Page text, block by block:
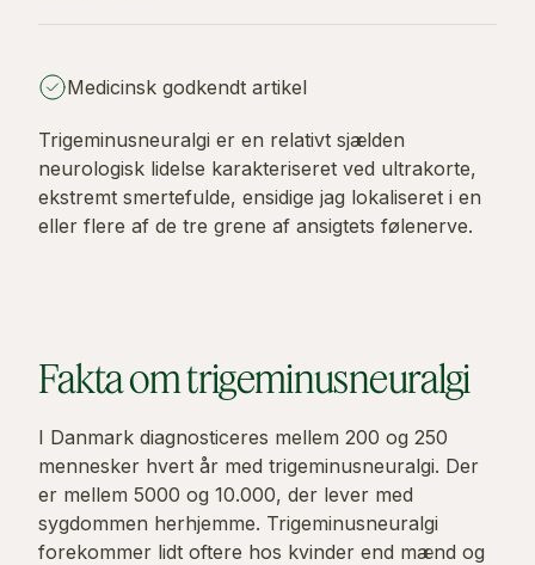
Medicinsk godkendt artikel
Trigeminusneuralgi er en relativt sjælden
neurologisk lidelse karakteriseret ved ultrakorte,
ekstremt smertefulde, ensidige jag lokaliseret i en
eller flere af de tre grene af ansigtets følenerve.
Fakta om trigeminusneuralgi
I Danmark diagnosticeres mellem 200 og 250
mennesker hvert år med trigeminusneuralgi. Der
er mellem 5000 og 10.000, der lever med
sygdommen herhjemme. Trigeminusneuralgi
forekommer lidt oftere hos kvinder end mænd og